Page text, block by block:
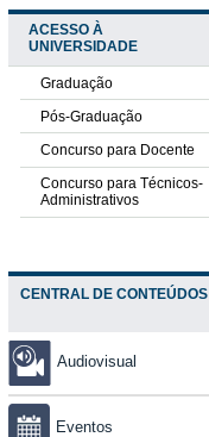
ACESSO À
UNIVERSIDADE
Graduação
Pós-Graduação
Concurso para Docente
Concurso para Técnicos-
Administrativos
CENTRAL DE CONTEÚDOS
Audiovisual
Eventos